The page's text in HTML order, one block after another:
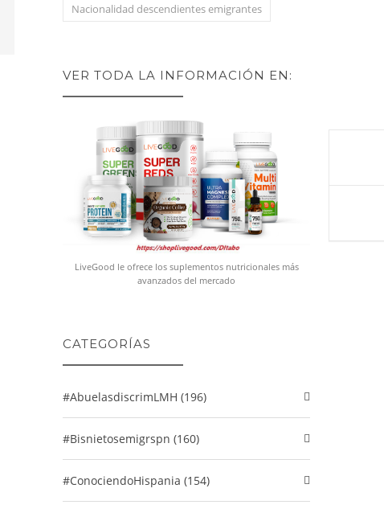
Nacionalidad descendientes emigrantes
VER TODA LA INFORMACIÓN EN:
LiveGood le ofrece los suplementos nutricionales más
avanzados del mercado
CATEGORÍAS
#abuelasdiscrimLMH (196)
#Bisnietosemigrspn (160)
#conociendoHispania (154)